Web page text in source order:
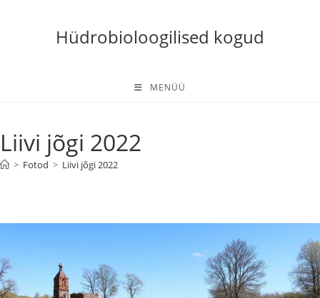
Hüdrobioloogilised kogud
MENÜÜ
Liivi jõgi 2022
> Fotod > Liivi jõgi 2022